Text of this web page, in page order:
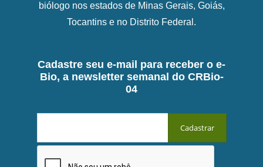
biólogo nos estados de Minas Gerais, Goiás,
Tocantins e no Distrito Federal.
Cadastre seu e-mail para receber o e-
Bio, a newsletter semanal do CRBio-
04